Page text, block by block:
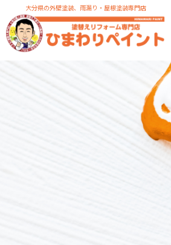
大分県の外壁塗装、雨漏り・屋根塗装専門店